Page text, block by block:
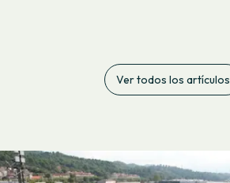
Ver todos los artículos